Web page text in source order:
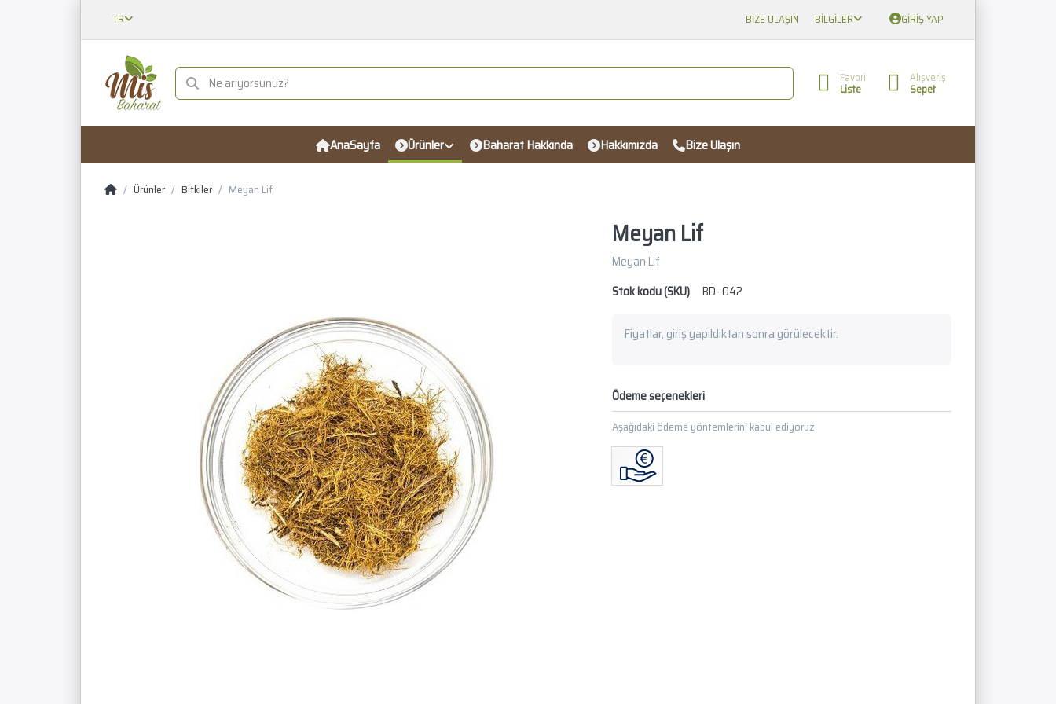
TR BIZE ULAŞIN BILGILER GIRIŞ YAP
Favori
Liste
Alışveriş
Sepet
AnaSayfa Ürünler Baharat Hakkında Hakkımızda Bize Ulaşın
Ürünler Bitkiler Meyan Lif
Meyan Lif
Meyan Lif
Stok kodu (SKU)
BD- 042
Fiyatlar, giriş yapıldıktan sonra görülecektir.
Ödeme seçenekleri
Aşağıdaki ödeme yöntemlerini kabul ediyoruz